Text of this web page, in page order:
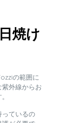
焼け
の範囲に
外線からお
っているの